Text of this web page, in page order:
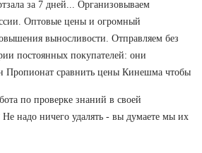
за 7 дней... Организовываем
Оптовые цены и огромный
выносливости. Отправляем без
постоянных покупателей: они
Пропионат сравнить цены Кинешма чтобы
по проверке знаний в своей
Не надо ничего удалять - вы думаете мы их